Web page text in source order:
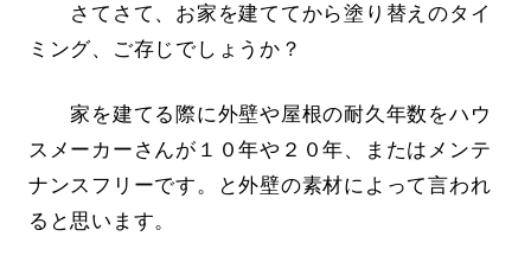
さてさて、お家を建ててから塗り替えのタイ
ミング、ご存じでしょうか？
家を建てる際に外壁や屋根の耐久年数をハウ
スメーカーさんが１０年や２０年、またはメンテ
ナンスフリーです。と外壁の素材によって言われ
ると思います。